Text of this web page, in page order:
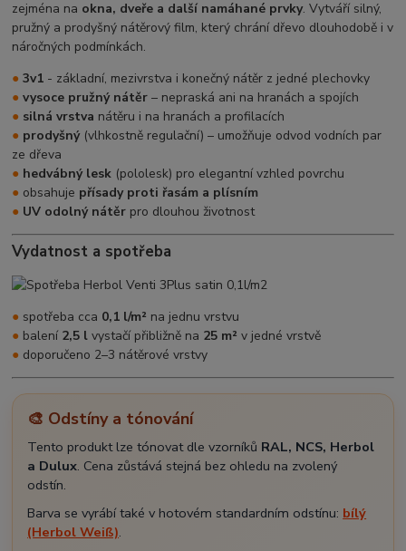
zejména na okna, dveře a další namáhané prvky. Vytváří silný,
pružný a prodyšný nátěrový film, který chrání dřevo dlouhodobě i v
náročných podmínkách.
●3v1 - základní, mezivrstva i konečný nátěr z jedné plechovky
●vysoce pružný nátěr – nepraská ani na hranách a spojích
● silná vrstva nátěru i na hranách a profilacích
● prodyšný(vlhkostně regulační) – umožňuje odvod vodních par
ze dřeva
● hedvábný lesk (pololesk) pro elegantní vzhled povrchu
● obsahuje přísady proti řasám a plísním
● UV odolný nátěr pro dlouhou životnost
Vydatnost a spotřeba
● spotřeba cca 0,1 l/m² na jednu vrstvu
● balení 2,5 l vystačí přibližně na 25 m² v jedné vrstvě
● doporučeno 2–3 nátěrové vrstvy
🎨 Odstíny a tónování
Tento produkt lze tónovat dle vzorníků RAL, NCS, Herbol
a Dulux. Cena zůstává stejná bez ohledu na zvolený
odstín.
Barva se vyrábí také v hotovém standardním odstínu: bílý
(Herbol Weiß).